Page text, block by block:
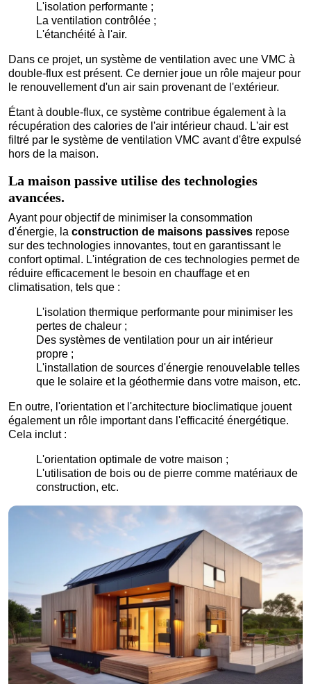
L'isolation performante ;
La ventilation contrôlée ;
L'étanchéité à l'air.
Dans ce projet, un système de ventilation avec une VMC à
double-flux est présent. Ce dernier joue un rôle majeur pour
le renouvellement d'un air sain provenant de l'extérieur.
Étant à double-flux, ce système contribue également à la
récupération des calories de l'air intérieur chaud. L'air est
filtré par le système de ventilation VMC avant d'être expulsé
hors de la maison.
La maison passive utilise des technologies
avancées.
Ayant pour objectif de minimiser la consommation
d'énergie, la construction de maisons passives repose
sur des technologies innovantes, tout en garantissant le
confort optimal. L'intégration de ces technologies permet de
réduire efficacement le besoin en chauffage et en
climatisation, tels que :
L'isolation thermique performante pour minimiser les
pertes de chaleur ;
Des systèmes de ventilation pour un air intérieur
propre ;
L'installation de sources d'énergie renouvelable telles
que le solaire et la géothermie dans votre maison, etc.
En outre, l'orientation et l'architecture bioclimatique jouent
également un rôle important dans l'efficacité énergétique.
Cela inclut :
L'orientation optimale de votre maison ;
L'utilisation de bois ou de pierre comme matériaux de
construction, etc.